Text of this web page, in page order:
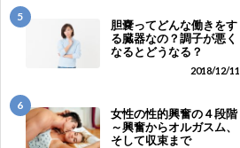
5
胆嚢ってどんな働きをす
る臓器なの？調子が悪く
なるとどうなる？
2018/12/11
6
女性の性的興奮の４段階
～興奮からオルガスム、
そして収束まで